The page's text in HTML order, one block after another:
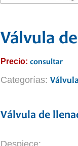
Válvula
Precio: consultar
Categorías:
Válvula de